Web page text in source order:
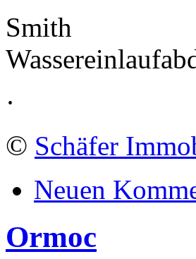
Smith
·
© Schäfer
Neuen
Ormoc